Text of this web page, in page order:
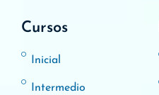
Cursos
Inicial
Intermedio